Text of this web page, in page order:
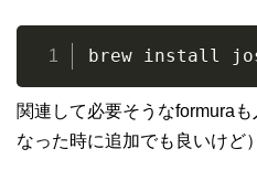
brew install
関連して必要そうなformura
なった時に追加でも良いけど）